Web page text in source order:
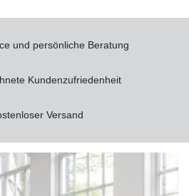
und persönliche Beratung
Kundenzufriedenheit
Versand